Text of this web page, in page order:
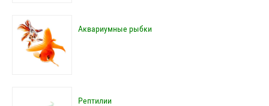
Аквариумные рыбки
Рептилии